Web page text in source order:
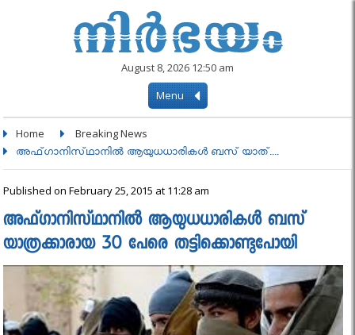
August 8, 2026 12:50 am
Menu
Home Breaking News
അഫ്‌ഗാനിസ്‌ഥാനില്‍ ആയുധധാരികള്‍ ബസ് യാത്....
Published on February 25, 2015 at 11:28 am
അഫ്‌ഗാനിസ്‌ഥാനില്‍ ആയുധധാരികള്‍ ബസ്
യാത്രക്കാരായ 30 പേരെ തട്ടിക്കൊണ്ടുപോയി